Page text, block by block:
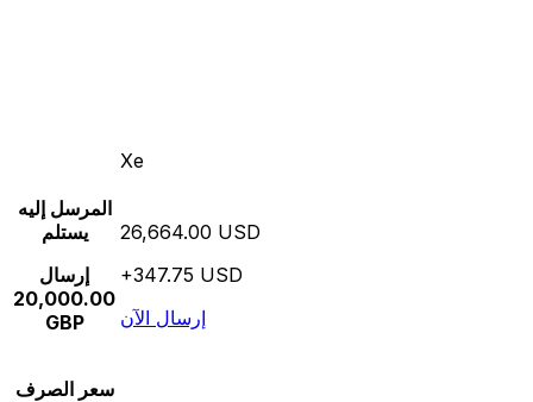
Xe
المرسل إليه
يستلم
إرسال
20,000.00
GBP
26,664.00 USD
+347.75 USD
إرسال الآن
سعر الصرف